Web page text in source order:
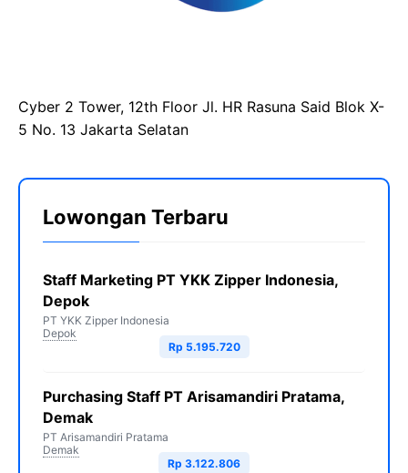
Cyber 2 Tower, 12th Floor Jl. HR Rasuna Said Blok X-
5 No. 13 Jakarta Selatan
Lowongan Terbaru
Staff Marketing PT YKK Zipper Indonesia,
Depok
PT YKK Zipper Indonesia
Depok
Rp 5.195.720
Purchasing Staff PT Arisamandiri Pratama,
Demak
PT Arisamandiri Pratama
Demak
Rp 3.122.806